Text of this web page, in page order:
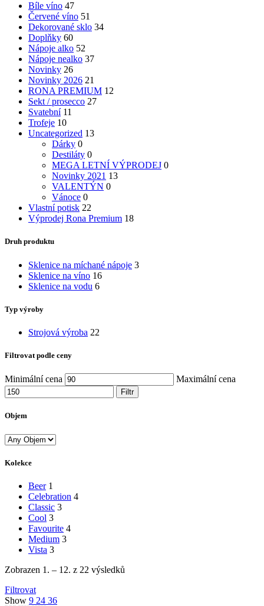
Bíle víno 47
Červené víno 51
Dekorované sklo 34
Doplňky 60
Nápoje alko 52
Nápoje nealko 37
Novinky 26
Novinky 2026 21
RONA PREMIUM 12
Sekt / prosecco 27
Svatební 11
Trofeje 10
Uncategorized 13
Dárky 0
Destiláty 0
MEGA LETNÍ VÝPRODEJ 0
Novinky 2021 13
VALENTÝN 0
Vánoce 0
Vlastní potisk 22
Výprodej Rona Premium 18
Druh produktu
Sklenice na míchané nápoje 3
Sklenice na víno 16
Sklenice na vodu 6
Typ výroby
Strojová výroba 22
Filtrovat podle ceny
Minimální cena Maximální cena
Filtr
Objem
Kolekce
Beer 1
Celebration 4
Classic 3
Cool 3
Favourite 4
Medium 3
Vista 3
Zobrazen 1. – 12. z 22 výsledků
Filtrovat
Show 9 24 36